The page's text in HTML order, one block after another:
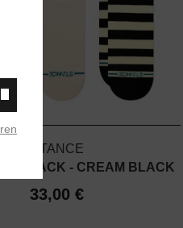
STANCE
3PACK - CREAM BLACK
33,00 €